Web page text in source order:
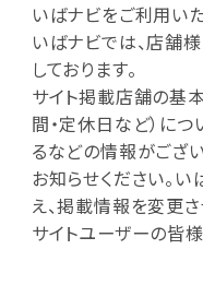
いばナビをご利用い
いばナビでは、店舗
しております。
サイト掲載店舗の基
間・定休日など）に
るなどの情報がござ
お知らせください。
え、掲載情報を変更
サイトユーザーの皆